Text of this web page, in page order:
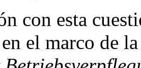
con esta
en el marco de